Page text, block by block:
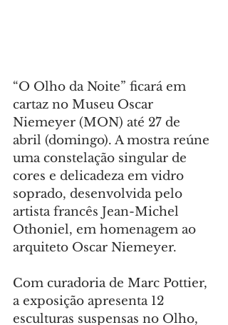
“O Olho da Noite” ficará em
cartaz no Museu Oscar
Niemeyer (MON) até 27 de
abril (domingo). A mostra reúne
uma constelação singular de
cores e delicadeza em vidro
soprado, desenvolvida pelo
artista francês Jean-Michel
Othoniel, em homenagem ao
arquiteto Oscar Niemeyer.
Com curadoria de Marc Pottier,
a exposição apresenta 12
esculturas suspensas no Olho,